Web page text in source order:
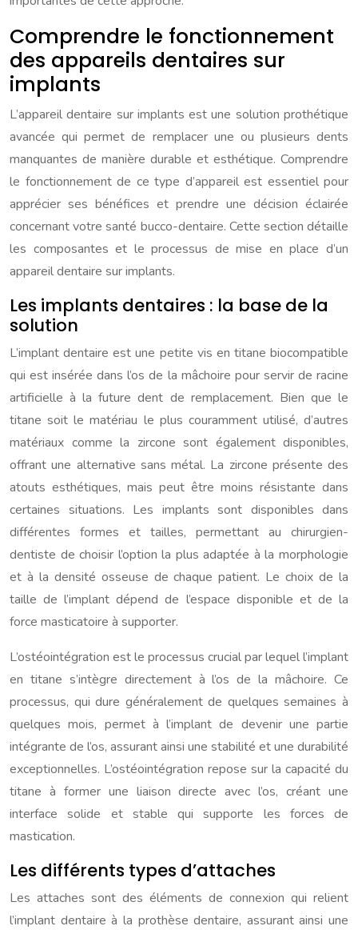
Comprendre le fonctionnement
des appareils dentaires sur
implants
L’appareil dentaire sur implants est une solution prothétique
avancée qui permet de remplacer une ou plusieurs dents
manquantes de manière durable et esthétique. Comprendre
le fonctionnement de ce type d’appareil est essentiel pour
apprécier ses bénéfices et prendre une décision éclairée
concernant votre santé bucco-dentaire. Cette section détaille
les composantes et le processus de mise en place d’un
appareil dentaire sur implants.
Les implants dentaires : la base de la
solution
L’implant dentaire est une petite vis en titane biocompatible
qui est insérée dans l’os de la mâchoire pour servir de racine
artificielle à la future dent de remplacement. Bien que le
titane soit le matériau le plus couramment utilisé, d’autres
matériaux comme la zircone sont également disponibles,
offrant une alternative sans métal. La zircone présente des
atouts esthétiques, mais peut être moins résistante dans
certaines situations. Les implants sont disponibles dans
différentes formes et tailles, permettant au chirurgien-
dentiste de choisir l’option la plus adaptée à la morphologie
et à la densité osseuse de chaque patient. Le choix de la
taille de l’implant dépend de l’espace disponible et de la
force masticatoire à supporter.
L’ostéointégration est le processus crucial par lequel l’implant
en titane s’intègre directement à l’os de la mâchoire. Ce
processus, qui dure généralement de quelques semaines à
quelques mois, permet à l’implant de devenir une partie
intégrante de l’os, assurant ainsi une stabilité et une durabilité
exceptionnelles. L’ostéointégration repose sur la capacité du
titane à former une liaison directe avec l’os, créant une
interface solide et stable qui supporte les forces de
mastication.
Les différents types d’attaches
Les attaches sont des éléments de connexion qui relient
l’implant dentaire à la prothèse dentaire, assurant ainsi une